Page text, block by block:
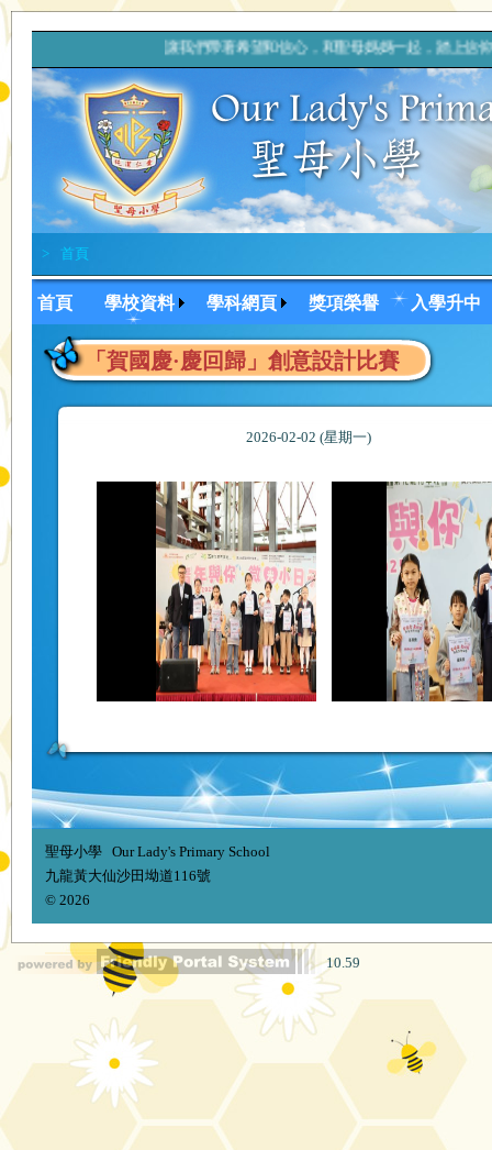
讓我們帶著希望和信心，和聖母媽媽一起
> 首頁
首頁 學校資料 學科網頁 獎項榮譽 入學升中
「賀國慶·慶回歸」創意設計比賽
2026-02-02 (星期一)
聖母小學 Our Lady's Primary School
九龍黃大仙沙田坳道116號
© 2026
10.59